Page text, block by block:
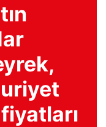
fiyatları